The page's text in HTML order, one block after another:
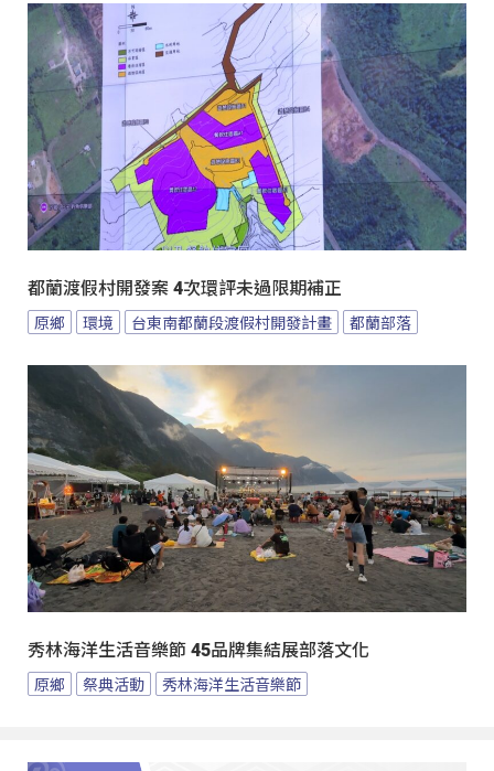
都蘭渡假村開發案 4次環評未過限期補正
原鄉 環境 台東南都蘭段渡假村開發計畫 都蘭部落
秀林海洋生活音樂節 45品牌集結展部落文化
原鄉 祭典活動 秀林海洋生活音樂節